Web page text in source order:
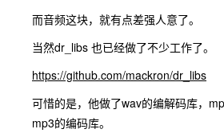
而音频这块，就有点差强人意了。
当然dr_libs 也已经做了不少工作了。
https://github.com/mackron/dr_libs
可惜的是，他做了wav的编解码库，
mp3的编码库。